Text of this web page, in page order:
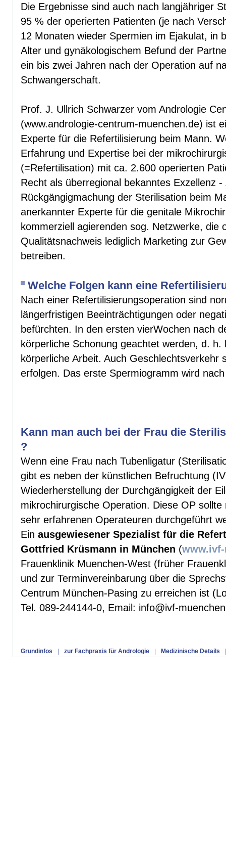
Die Ergebnisse sind auch nach langjähriger
95 % der operierten Patienten (je nach
12 Monaten wieder Spermien im Ejakulat, in
Alter und gynäkologischem Befund der
ein bis zwei Jahren nach der Operation auf
Schwangerschaft.
Prof. J. Ullrich Schwarzer vom Andrologie
(www.andrologie-centrum-muenchen.de) ist
Experte für die Refertilisierung beim Mann.
Erfahrung und Expertise bei der
(=Refertilisation) mit ca. 2.600 operierten
Recht als überregional bekanntes Exzellenz
Rückgängigmachung der Sterilisation beim
anerkannter Experte für die genitale
kommerziell agierenden sog. Netzwerke, die
Qualitätsnachweis lediglich Marketing zur
betreiben.
Welche Folgen kann eine
Nach einer Refertilisierungsoperation sind
längerfristigen Beeinträchtigungen oder
befürchten. In den ersten vierWochen nach
körperliche Schonung geachtet werden, d.
körperliche Arbeit. Auch Geschlechtsverkehr
erfolgen. Das erste Spermiogramm wird
Kann man auch bei der Frau die
?
Wenn eine Frau nach Tubenligatur
gibt es neben der künstlichen Befruchtung
Wiederherstellung der Durchgängigkeit der
mikrochirurgische Operation. Diese OP
sehr erfahrenen Operateuren durchgeführt
Ein ausgewiesener Spezialist für die
Gottfried Krüsmann in München (www.ivf-
Frauenklinik Muenchen-West (früher
und zur Terminvereinbarung über die
Centrum München-Pasing zu erreichen ist
Tel. 089-244144-0, Email: info@ivf-
Grundinfos | zur Fachpraxis für Andrologie | Medizinische Details |